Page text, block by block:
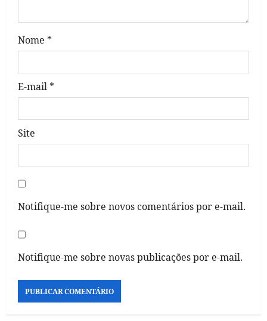
Nome *
E-mail *
Site
Notifique-me sobre novos comentários por e-mail.
Notifique-me sobre novas publicações por e-mail.